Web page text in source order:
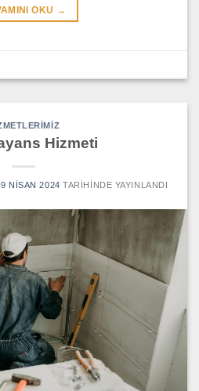
OKU →
Hizmeti
NISAN 2024 TARIHINDE YAYINLANDI